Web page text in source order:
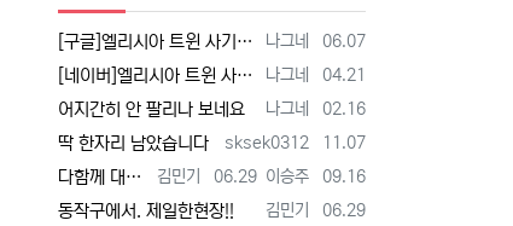
등록자
나그네 등록일
06.07
[구글]엘리시아 트윈 사기 - 검색
등록자
나그네 등록일
04.21
[네이버]엘리시아 트윈 사기 - 검색
등록자
나그네 등록일
02.16
어지간히 안 팔리나 보네요
등록자
sksek0312 등록일
11.07
딱 한자리 남았습니다
등록자
이승주 등록일
09.16
등록자
김민기 등록일
06.29
다함께 대박납니다.
등록자
김민기 등록일
06.29
동작구에서. 제일한현장!!